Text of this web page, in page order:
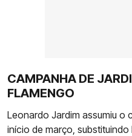
CAMPANHA DE
FLAMENGO
Leonardo Jardim assumiu o
início de março, substituindo